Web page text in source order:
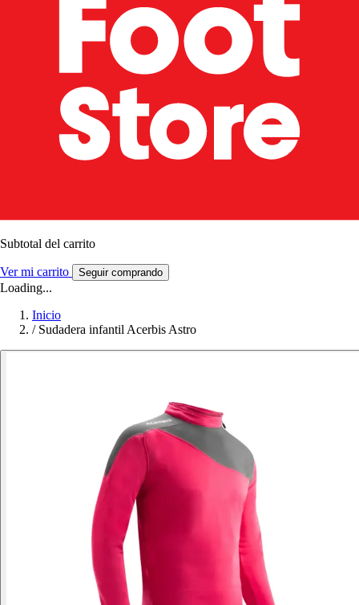
Subtotal del carrito
Ver mi carrito Seguir comprando
Loading...
Inicio
/ Sudadera infantil Acerbis Astro